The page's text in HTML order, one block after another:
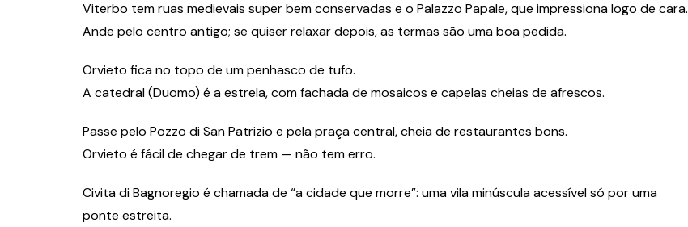
Viterbo tem ruas medievais super bem conservadas e o Palazzo Papale, que impressiona logo de cara.
Ande pelo centro antigo; se quiser relaxar depois, as termas são uma boa pedida.
Orvieto fica no topo de um penhasco de tufo.
A catedral (Duomo) é a estrela, com fachada de mosaicos e capelas cheias de afrescos.
Passe pelo Pozzo di San Patrizio e pela praça central, cheia de restaurantes bons.
Orvieto é fácil de chegar de trem — não tem erro.
Civita di Bagnoregio é chamada de “a cidade que morre”: uma vila minúscula acessível só por uma
ponte estreita.